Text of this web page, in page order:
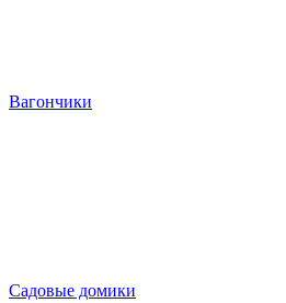
Вагончики
Садовые домики